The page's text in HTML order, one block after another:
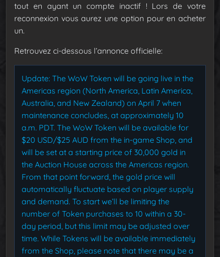
tout en ayant un compte inactif ! Lors de votre
reconnexion vous aurez une option pour en acheter
un.
Retrouvez ci-dessous l’annonce officielle:
Update: The WoW Token will be going live in the
Americas region (North America, Latin America,
Australia, and New Zealand) on April 7 when
maintenance concludes, at approximately 10
a.m. PDT. The WoW Token will be available for
$20 USD/$25 AUD from the in-game Shop, and
will be set at a starting price of 30,000 gold in
the Auction House across the Americas region.
From that point forward, the gold price will
automatically fluctuate based on player supply
and demand. To start we’ll be limiting the
number of Token purchases to 10 within a 30-
day period, but this limit may be adjusted over
time. While Tokens will be available immediately
from the Shop, please note that there may be a